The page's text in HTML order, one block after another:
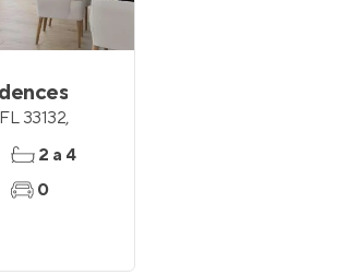
FL 33132,
2 a 4
0